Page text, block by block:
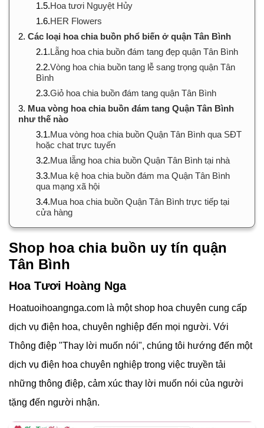
1.5.Hoa tươi Nguyệt Hủy
1.6.HER Flowers
2. Các loại hoa chia buồn phổ biến ở quận Tân Bình
2.1.Lẵng hoa chia buồn đám tang đẹp quận Tân Bình
2.2.Vòng hoa chia buồn tang lễ sang trọng quận Tân
Bình
2.3.Giỏ hoa chia buồn đám tang quận Tân Bình
3. Mua vòng hoa chia buồn đám tang Quận Tân Bình
như thế nào
3.1.Mua vòng hoa chia buồn Quận Tân Bình qua SĐT
hoặc chat trực tuyến
3.2.Mua lẵng hoa chia buồn Quận Tân Bình tại nhà
3.3.Mua kệ hoa chia buồn đám ma Quận Tân Bình
qua mạng xã hội
3.4.Mua hoa chia buồn Quận Tân Bình trực tiếp tại
cửa hàng
Shop hoa chia buồn uy tín quận
Tân Bình
Hoa Tươi Hoàng Nga
Hoatuoihoangnga.com là một shop hoa chuyên cung cấp
dịch vụ điện hoa, chuyên nghiệp đến mọi người. Với
Thông điệp "Thay lời muốn nói", chúng tôi hướng đến một
dịch vụ điện hoa chuyên nghiệp trong việc truyền tải
những thông điệp, cảm xúc thay lời muốn nói của người
tặng đến người nhận.